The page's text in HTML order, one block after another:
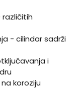
različitih
- cilindar sadrži
i
koroziju